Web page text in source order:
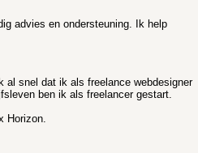
advies en ondersteuning. Ik help
al snel dat ik als freelance webdesigner
ben ik als freelancer gestart.
Horizon.